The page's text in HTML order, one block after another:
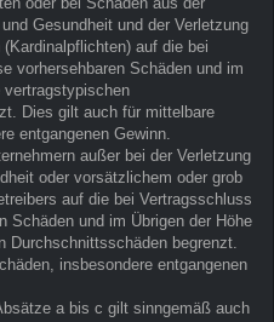
Gesundheit und der Verletzung
auf die bei
vorhersehbaren Schäden und im
vertragstypischen
Dies gilt auch für mittelbare
entgangenen Gewinn.
außer bei der Verletzung
oder vorsätzlichem oder grob
auf die bei Vertragsschluss
Schäden und im Übrigen der Höhe
Durchschnittsschäden begrenzt.
insbesondere entgangenen
a bis c gilt sinngemäß auch